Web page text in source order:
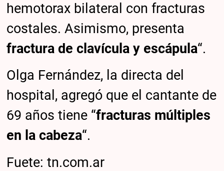
hemotorax bilateral con fracturas
costales. Asimismo, presenta
fractura de clavícula y escápula“.
Olga Fernández, la directa del
hospital, agregó que el cantante de
69 años tiene “fracturas múltiples
en la cabeza“.
Fuete: tn.com.ar